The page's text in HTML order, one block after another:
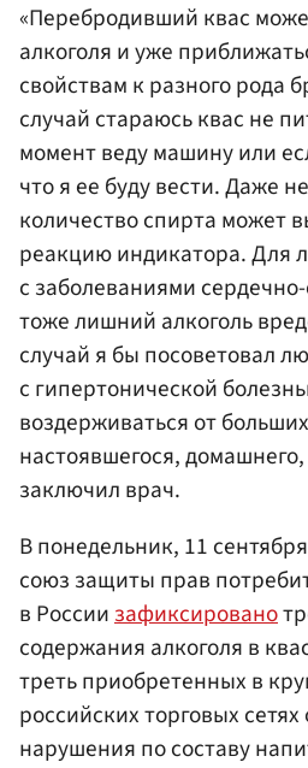
«Перебродивший квас
алкоголя и уже
свойствам к разного рода
случай стараюсь квас не
момент веду машину или
что я ее буду вести. Даже
количество спирта может
реакцию индикатора. Для
с заболеваниями
тоже лишний алкоголь
случай я бы посоветовал
с гипертонической
воздерживаться от
настоявшегося,
заключил врач.
В понедельник, 11
союз защиты прав
в Россиизафиксировано
содержания алкоголя в
треть приобретенных в
российских торговых
нарушения по составу